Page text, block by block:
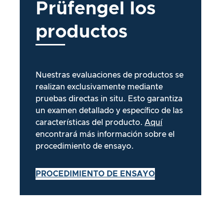
Prüfengel los
productos
Nuestras evaluaciones de productos se
realizan exclusivamente mediante
pruebas directas in situ. Esto garantiza
un examen detallado y específico de las
características del producto. Aquí
encontrará más información sobre el
procedimiento de ensayo.
PROCEDIMIENTO DE ENSAYO